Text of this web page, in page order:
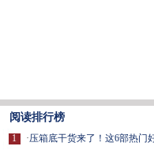
阅读排行榜
1
·压箱底干货来了！这6部热门